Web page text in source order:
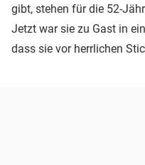
gibt, stehen für die 52-
Jetzt war sie zu Gast in
dass sie vor herrlichen